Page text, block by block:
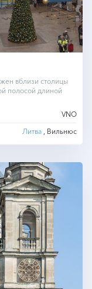
вблизи столицы
полосой длиной
VNO
Литва , Вильнюс